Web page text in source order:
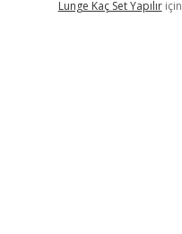
Lunge Kaç Set Yapılıriçin